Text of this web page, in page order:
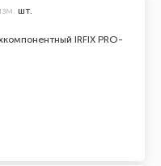
IRFIX PRO-
шт.